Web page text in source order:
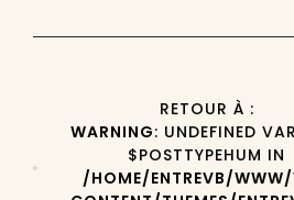
RETOUR À :
WARNING: UNDEFINED
$POSTTYPEHUM IN
/HOME/ENTREVB/